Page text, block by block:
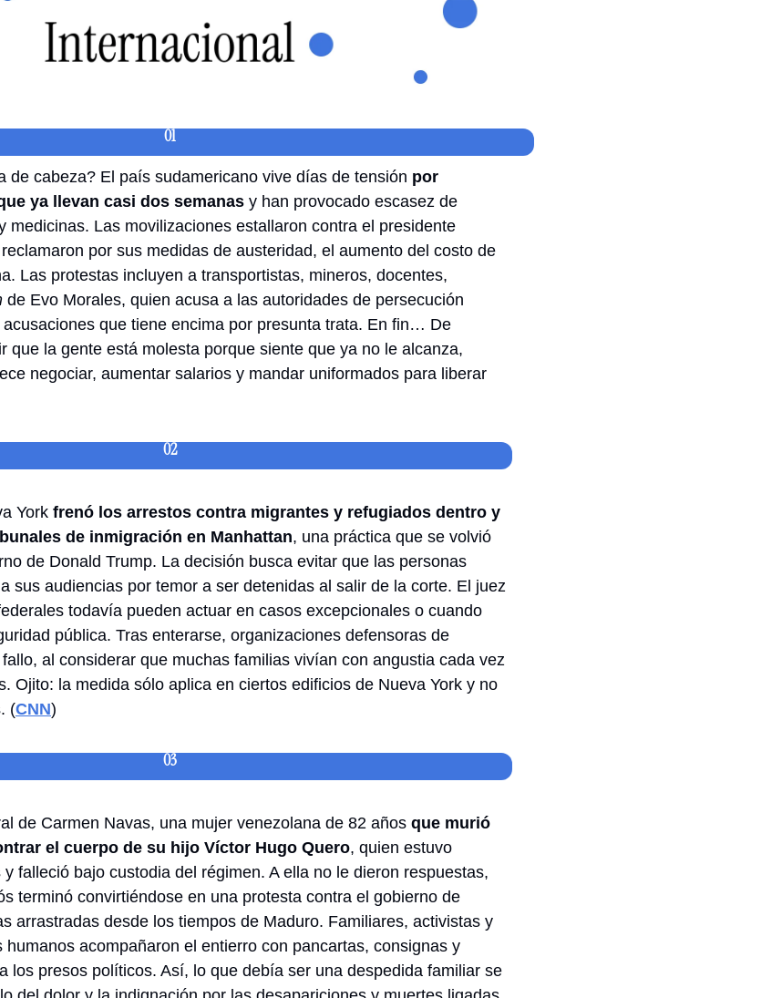
01
de cabeza? El país sudamericano vive días de tensión por
ya llevan casi dos semanas y han provocado escasez de
medicinas. Las movilizaciones estallaron contra el presidente
por sus medidas de austeridad, el aumento del costo de
Las protestas incluyen a transportistas, mineros, docentes,
de Evo Morales, quien acusa a las autoridades de persecución
que tiene encima por presunta trata. En fin… De
que la gente está molesta porque siente que ya no le alcanza,
02
York frenó los arrestos contra migrantes y refugiados dentro y
de inmigración en Manhattan, una práctica que se volvió
de Donald Trump. La decisión busca evitar que las personas
sus audiencias por temor a ser detenidas al salir de la corte. El juez
todavía pueden actuar en casos excepcionales o cuando
pública. Tras enterarse, organizaciones defensoras de
al considerar que muchas familias vivían con angustia cada vez
Ojito: la medida sólo aplica en ciertos edificios de Nueva York y no
. (CNN)
03
de Carmen Navas, una mujer venezolana de 82 años que murió
el cuerpo de su hijo Víctor Hugo Quero, quien estuvo
falleció bajo custodia del régimen. A ella no le dieron respuestas,
terminó convirtiéndose en una protesta contra el gobierno de
arrastradas desde los tiempos de Maduro. Familiares, activistas y
humanos acompañaron el entierro con pancartas, consignas y
los presos políticos. Así, lo que debía ser una despedida familiar se